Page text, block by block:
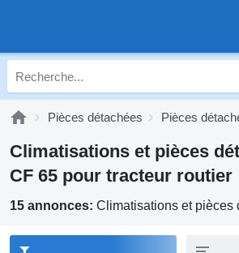
Pièces détachées Pièces
Climatisations et pièces
CF 65 pour tracteur routier
15 annonces: Climatisations et pièces